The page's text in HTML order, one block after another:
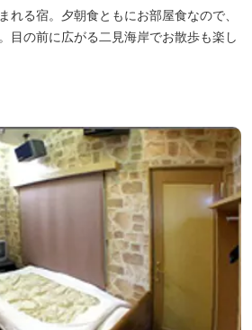
れる宿。夕朝食ともにお部屋食なので、
目の前に広がる二見海岸でお散歩も楽し